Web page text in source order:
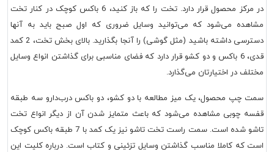
در مرکز محصول قرار دارد. تخت را که باز کنید، 6 باکس کوچک در کنار تخت
مشاهده می‌شود که می‌توانید وسایل ضروری که اول صبح باید به آنها
دسترسی داشته باشید (مثل گوشی) را آنجا بگذارید. بالای بخش تخت، 2 کمد
قدی، 6 باکس و دو کشو قرار دارد که فضای مناسبی برای گذاشتن انواع وسایل
مختلف در اختیارتان می‌گذارد.
سمت چپ محصول، یک میز مطالعه با دو کشو، دو باکس درب‌دارو سه طبقه
قفسه چوبی مشاهده می‌شود که باعث متمایز شدن آن از دیگر انواع تخت
تاشو شده است. سمت راست تخت تاشو نیز یک کمد با 7 طبقه باکس کوچک
است که کاملا مناسب گذاشتن وسایل تزئینی و کتاب است. درباره کلیت این